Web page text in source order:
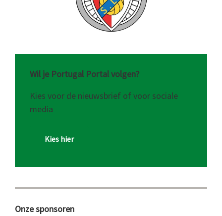
Wil je Portugal Portal volgen?
Kies voor de nieuwsbrief of voor sociale
media
Kies hier
Onze sponsoren